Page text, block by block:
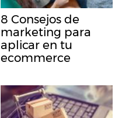
8 Consejos de
marketing para
aplicar en tu
ecommerce